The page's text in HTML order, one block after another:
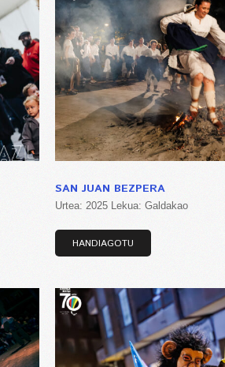
SAN JUAN BEZPERA
Urtea: 2025 Lekua: Galdakao
HANDIAGOTU